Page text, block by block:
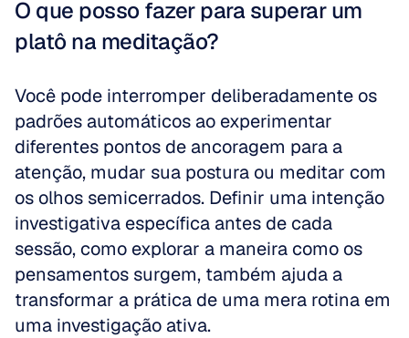
O que posso fazer para superar um
platô na meditação?
Você pode interromper deliberadamente os
padrões automáticos ao experimentar
diferentes pontos de ancoragem para a
atenção, mudar sua postura ou meditar com
os olhos semicerrados. Definir uma intenção
investigativa específica antes de cada
sessão, como explorar a maneira como os
pensamentos surgem, também ajuda a
transformar a prática de uma mera rotina em
uma investigação ativa.